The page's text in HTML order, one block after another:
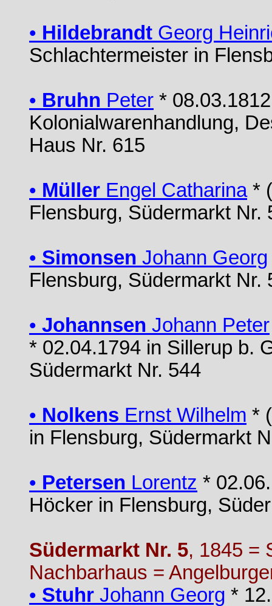
• Hildebrandt Georg
Schlachtermeister in
• Bruhn Peter *
Kolonialwarenhandlung,
Haus Nr. 615
• Müller Engel Catharina*
Flensburg, Südermarkt Nr.
• Simonsen Johann Georg
Flensburg, Südermarkt Nr.
• Johannsen Johann Peter
* 02.04.1794 in Sillerup b.
Südermarkt Nr. 544
• Nolkens Ernst Wilhelm *
in Flensburg, Südermarkt
• Petersen Lorentz *
Höcker in Flensburg,
Südermarkt Nr. 5, 1845 =
Nachbarhaus =
• Stuhr Johann Georg *